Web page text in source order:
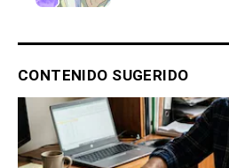
CONTENIDO SUGERIDO